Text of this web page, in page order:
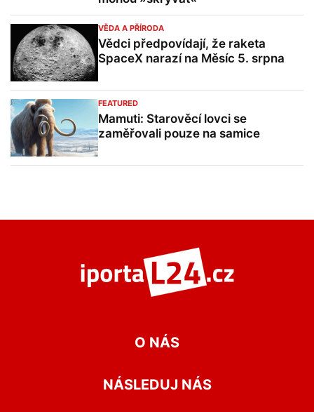
VĚDA A PŘÍRODA
Vědci předpovídají, že raketa
SpaceX narazí na Měsíc 5. srpna
FEATURED
Mamuti: Starověcí lovci se
zaměřovali pouze na samice
O NÁS
NÁSLEDUJ NÁS